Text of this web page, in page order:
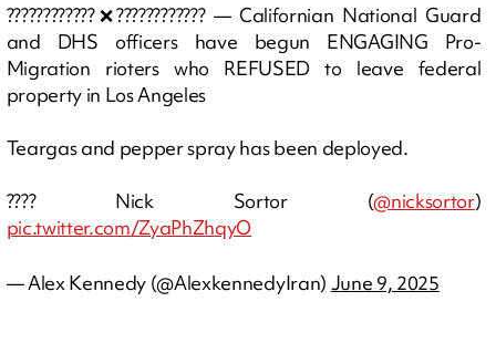
????????????❌???????????? — Californian National Guard
and DHS officers have begun ENGAGING Pro-
Migration rioters who REFUSED to leave federal
property in Los Angeles
Teargas and pepper spray has been deployed.
???? Nick Sortor (@nicksortor)
pic.twitter.com/ZyaPhZhqyO
— Alex Kennedy (@AlexkennedyIran) June 9, 2025